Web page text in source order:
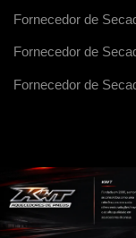
Fornecedor de
Fornecedor de
Fornecedor de